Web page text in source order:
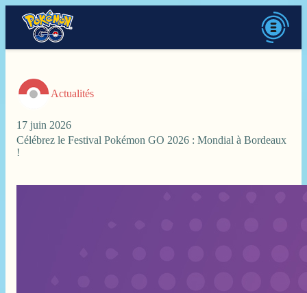
Actualités
17 juin 2026
Célébrez le Festival Pokémon GO 2026 : Mondial à Bordeaux
!